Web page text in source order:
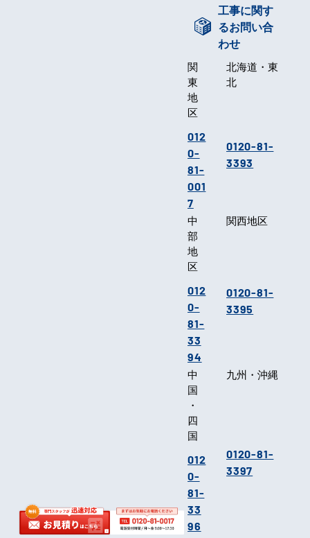
工事に関す
るお問い合
わせ
関
東
地
区
012
0-
81-
001
7
北海道・東
北
0120-81-
3393
中
部
地
区
012
0-
81-
33
94
関西地区
0120-81-
3395
中
国
・
四
国
012
0-
81-
33
96
九州・沖縄
0120-81-
3397